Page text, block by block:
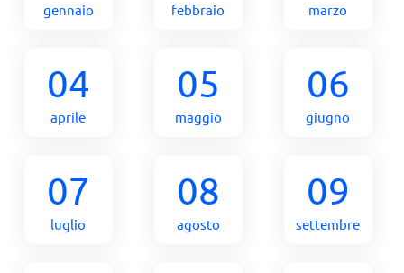
gennaio febbraio marzo
04
aprile
05
maggio
06
giugno
07
luglio
08
agosto
09
settembre